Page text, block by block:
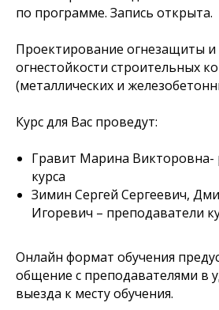
по программе. Запись открыта.
Проектирование огнезащиты и
огнестойкости строительных
(металлических и
Курс для Вас проведут:
Гравит Марина Викторовна-
курса
Зимин Сергей Сергеевич,
Игоревич – преподаватели
Онлайн формат обучения
общение с преподавателями в
выезда к месту обучения.